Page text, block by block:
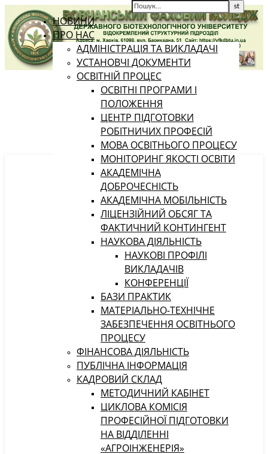
НОВИНИ
ПРО НАС
АДМІНІСТРАЦІЯ ТА ВИКЛАДАЧІ
УСТАНОВЧІ ДОКУМЕНТИ
ОСВІТНІЙ ПРОЦЕС
ОСВІТНІ ПРОГРАМИ І
ПОЛОЖЕННЯ
ЦЕНТР ПІДГОТОВКИ
РОБІТНИЧИХ ПРОФЕСІЙ
МОВА ОСВІТНЬОГО ПРОЦЕСУ
МОНІТОРИНГ ЯКОСТІ ОСВІТИ
АКАДЕМІЧНА
ДОБРОЧЕСНІСТЬ
АКАДЕМІЧНА МОБІЛЬНІСТЬ
ЛІЦЕНЗІЙНИЙ ОБСЯГ ТА
ФАКТИЧНИЙ КОНТИНГЕНТ
НАУКОВА ДІЯЛЬНІСТЬ
НАУКОВІ ПРОФІЛІ
ВИКЛАДАЧІВ
КОНФЕРЕНЦІЇ
БАЗИ ПРАКТИК
МАТЕРІАЛЬНО-ТЕХНІЧНЕ
ЗАБЕЗПЕЧЕННЯ ОСВІТНЬОГО
ПРОЦЕСУ
ФІНАНСОВА ДІЯЛЬНІСТЬ
ПУБЛІЧНА ІНФОРМАЦІЯ
КАДРОВИЙ СКЛАД
МЕТОДИЧНИЙ КАБІНЕТ
ЦИКЛОВА КОМІСІЯ
ПРОФЕСІЙНОЇ ПІДГОТОВКИ
НА ВІДДІЛЕННІ
«АГРОІНЖЕНЕРІЯ»